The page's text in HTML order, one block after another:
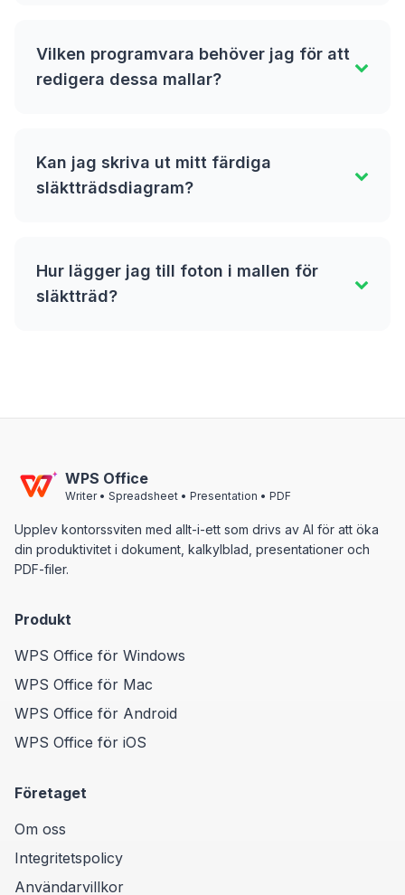
Vilken programvara behöver jag för att
redigera dessa mallar?
Kan jag skriva ut mitt färdiga
släktträdsdiagram?
Hur lägger jag till foton i mallen för
släktträd?
WPS Office
Writer • Spreadsheet • Presentation • PDF
Upplev kontorssviten med allt-i-ett som drivs av AI för att öka
din produktivitet i dokument, kalkylblad, presentationer och
PDF-filer.
Produkt
WPS Office för Windows
WPS Office för Mac
WPS Office för Android
WPS Office för iOS
Företaget
Om oss
Integritetspolicy
Användarvillkor